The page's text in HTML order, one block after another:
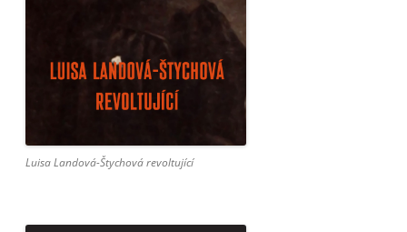
Luisa Landová-Štychová revoltující